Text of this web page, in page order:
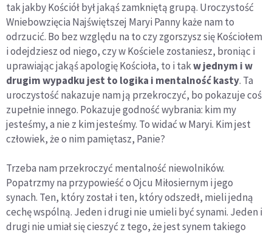
tak jakby Kościół był jakąś zamkniętą grupą. Uroczystość
Wniebowzięcia Najświętszej Maryi Panny każe nam to
odrzucić. Bo bez względu na to czy zgorszysz się Kościołem
i odejdziesz od niego, czy w Kościele zostaniesz, broniąc i
uprawiając jakąś apologię Kościoła, to i takw jednym i w
drugim wypadku jest to logika i mentalność kasty. Ta
uroczystość nakazuje nam ją przekroczyć, bo pokazuje coś
zupełnie innego. Pokazuje godność wybrania: kim my
jesteśmy, a nie z kim jesteśmy. To widać w Maryi. Kim jest
człowiek, że o nim pamiętasz, Panie?
Trzeba nam przekroczyć mentalność niewolników.
Popatrzmy na przypowieść o Ojcu Miłosiernym i jego
synach. Ten, który został i ten, który odszedł, mieli jedną
cechę wspólną. Jeden i drugi nie umieli być synami. Jeden i
drugi nie umiał się cieszyć z tego, że jest synem takiego